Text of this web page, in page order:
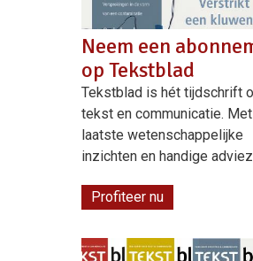
Neem een
op Tekstblad
Tekstblad is hét tijdschrift
tekst en communicatie.
laatste wetenschappelijke
inzichten en handige
Profiteer nu